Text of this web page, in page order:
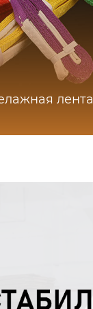
лента